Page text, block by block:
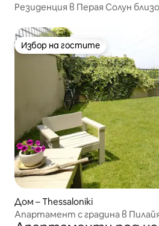
Резиденция в Перая Солун
Избор на гостите
Избор на гостите
Дом – Thessaloniki
Апартамент с градина в